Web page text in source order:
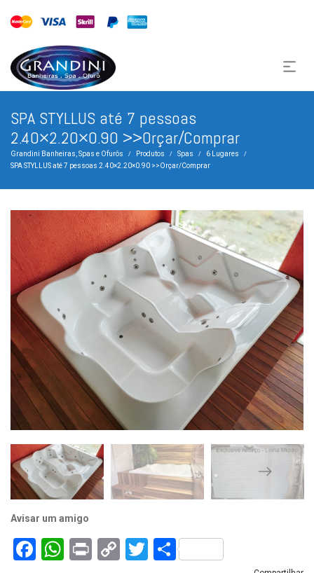
SPA STYLLUS até 7 pessoas
2.40×2.20×0.90 >>Orçar/Comprar
Grandini Banheiras, Spas e Ofurôs / Produtos / Spas / 6 Lugares /
SPA STYLLUS até 7 pessoas 2.40×2.20×0.90 >>Orçar/Comprar
Avisar um amigo
Facebook
WhatsApp
PrintCopyTwitter
Share